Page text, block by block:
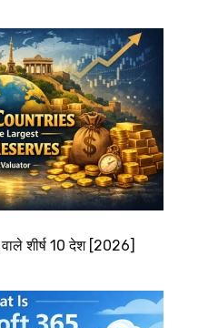
शीर्ष 10 देश [2026]